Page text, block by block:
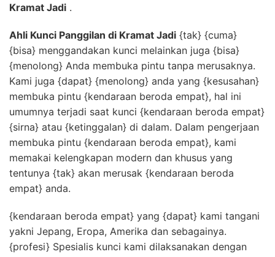
Kramat Jadi .
Ahli Kunci Panggilan di Kramat Jadi {tak} {cuma}
{bisa} menggandakan kunci melainkan juga {bisa}
{menolong} Anda membuka pintu tanpa merusaknya.
Kami juga {dapat} {menolong} anda yang {kesusahan}
membuka pintu {kendaraan beroda empat}, hal ini
umumnya terjadi saat kunci {kendaraan beroda empat}
{sirna} atau {ketinggalan} di dalam. Dalam pengerjaan
membuka pintu {kendaraan beroda empat}, kami
memakai kelengkapan modern dan khusus yang
tentunya {tak} akan merusak {kendaraan beroda
empat} anda.
{kendaraan beroda empat} yang {dapat} kami tangani
yakni Jepang, Eropa, Amerika dan sebagainya.
{profesi} Spesialis kunci kami dilaksanakan dengan